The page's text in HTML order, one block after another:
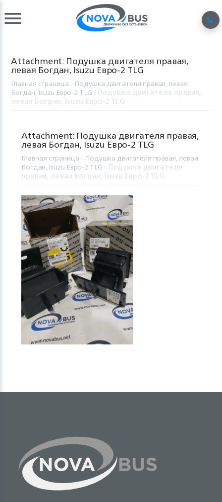
Attachment: Подушка двигателя правая,
левая Богдан, Isuzu Евро-2 TLG
Главная страница Подушка двигателя правая, левая
Богдан, Isuzu Евро-2 TLG
Attachment: Подушка двигателя правая,
левая Богдан, Isuzu Евро-2 TLG
Главная страница Подушка двигателя правая, левая
Богдан, Isuzu Евро-2 TLG